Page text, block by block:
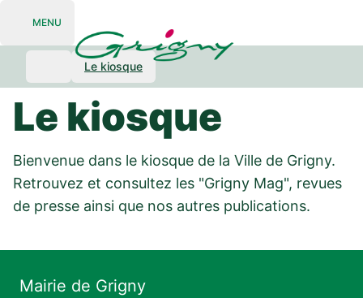
Open navigation
MENU
Le kiosque
Le kiosque
Bienvenue dans le kiosque de la Ville de Grigny.
Retrouvez et consultez les "Grigny Mag", revues
de presse ainsi que nos autres publications.
Mairie de Grigny